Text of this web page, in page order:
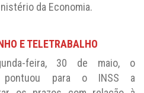
da Economia.
E TELETRABALHO
feira, 30 de maio, o
pontuou para o INSS a